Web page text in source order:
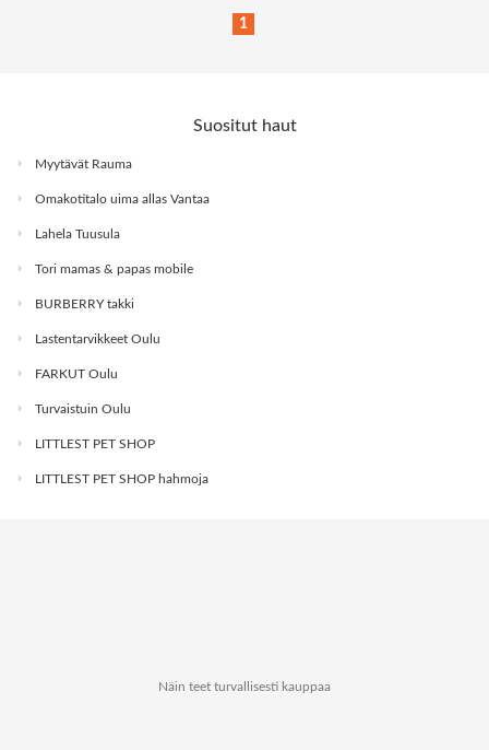
1
Suositut haut
Myytävät Rauma
Omakotitalo uima allas Vantaa
Lahela Tuusula
Tori mamas & papas mobile
BURBERRY takki
Lastentarvikkeet Oulu
FARKUT Oulu
Turvaistuin Oulu
LITTLEST PET SHOP
LITTLEST PET SHOP hahmoja
Näin teet turvallisesti kauppaa